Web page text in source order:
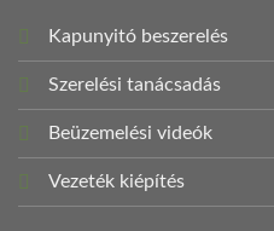
Kapunyitó beszerelés
Szerelési tanácsadás
Beüzemelési videók
Vezeték kiépítés